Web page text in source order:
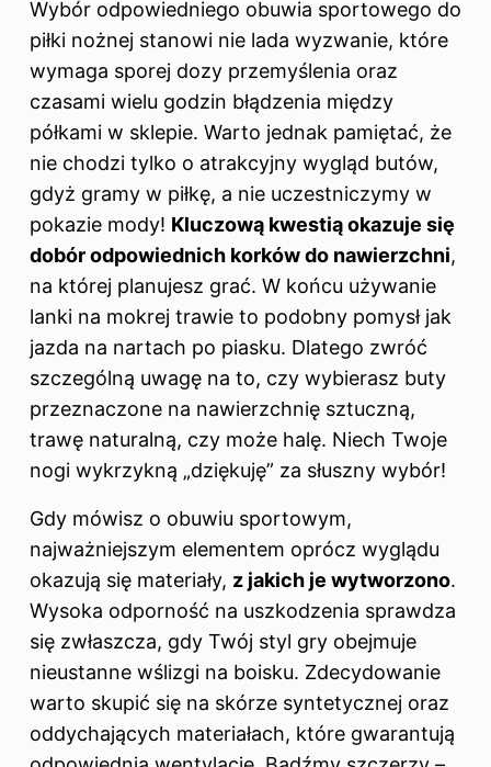
Wybór odpowiedniego obuwia sportowego do
piłki nożnej stanowi nie lada wyzwanie, które
wymaga sporej dozy przemyślenia oraz
czasami wielu godzin błądzenia między
półkami w sklepie. Warto jednak pamiętać, że
nie chodzi tylko o atrakcyjny wygląd butów,
gdyż gramy w piłkę, a nie uczestniczymy w
pokazie mody! Kluczową kwestią okazuje się
dobór odpowiednich korków do nawierzchni,
na której planujesz grać. W końcu używanie
lanki na mokrej trawie to podobny pomysł jak
jazda na nartach po piasku. Dlatego zwróć
szczególną uwagę na to, czy wybierasz buty
przeznaczone na nawierzchnię sztuczną,
trawę naturalną, czy może halę. Niech Twoje
nogi wykrzykną „dziękuję” za słuszny wybór!
Gdy mówisz o obuwiu sportowym,
najważniejszym elementem oprócz wyglądu
okazują się materiały, z jakich je wytworzono.
Wysoka odporność na uszkodzenia sprawdza
się zwłaszcza, gdy Twój styl gry obejmuje
nieustanne wślizgi na boisku. Zdecydowanie
warto skupić się na skórze syntetycznej oraz
oddychających materiałach, które gwarantują